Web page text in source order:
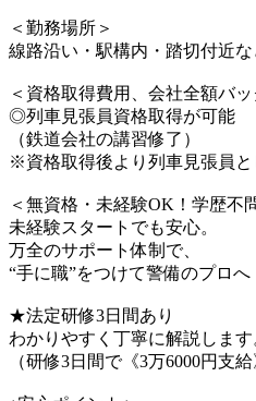
＜勤務場所＞
線路沿い・駅構内・踏切付近な
＜資格取得費用、会社全額バッ
◎列車見張員資格取得が可能
（鉄道会社の講習修了）
※資格取得後より列車見張員
＜無資格・未経験OK！学歴不
未経験スタートでも安心。
万全のサポート体制で、
“手に職”をつけて警備のプロへ
★法定研修3日間あり
わかりやすく丁寧に解説します
（研修3日間で《3万6000円支給